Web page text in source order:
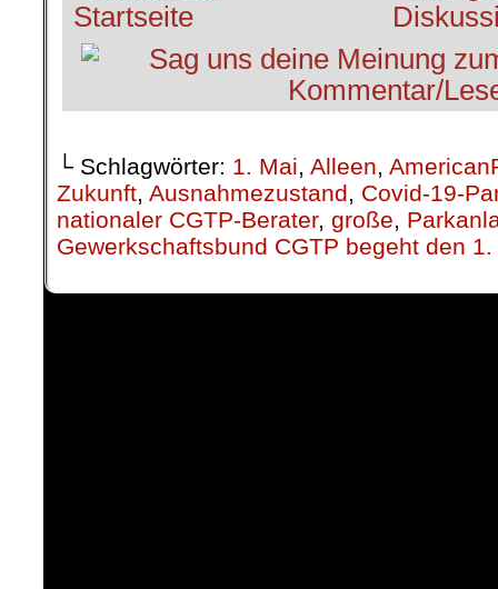
└ Schlagwörter: 1. Mai, Alleen,
Zukunft, Ausnahmezustand, Covid-19-
nationaler CGTP-Berater, große,
Gewerkschaftsbund CGTP begeht den